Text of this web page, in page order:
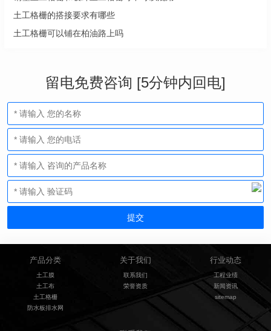
土工格栅的搭接要求有哪些
土工格栅可以铺在柏油路上吗
留电免费咨询 [5分钟内回电]
产品分类
土工膜
土工布
土工格栅
防水板排水网
关于我们
联系我们
荣誉资质
行业动态
工程业绩
新闻资讯
sitemap